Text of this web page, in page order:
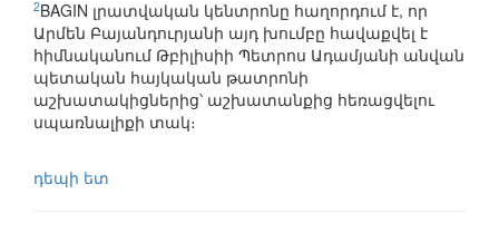
2BAGIN լրատվական կենտրոնը հաղորդում է, որ
Արմեն Բայանդուրյանի այդ խումբը հավաքվել է
հիմնականում Թբիլիսիի Պետրոս Ադամյանի անվան
պետական հայկական թատրոնի
աշխատակիցներից՝ աշխատանքից հեռացվելու
սպառնալիքի տակ։
դեպի ետ